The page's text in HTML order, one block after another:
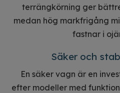
terrängkörning ger
medan hög markfrigång
fastnar i
Säker och
En säker vagn är en
efter modeller med